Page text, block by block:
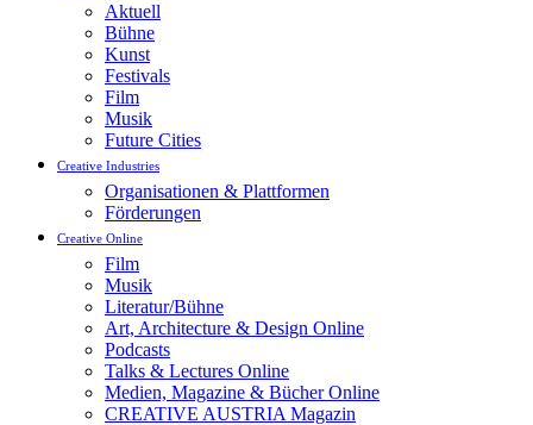
Aktuell
Bühne
Kunst
Festivals
Film
Musik
Future Cities
Creative Industries
Organisationen & Plattformen
Förderungen
Creative Online
Film
Musik
Literatur/Bühne
Art, Architecture & Design Online
Podcasts
Talks & Lectures Online
Medien, Magazine & Bücher Online
CREATIVE AUSTRIA Magazin